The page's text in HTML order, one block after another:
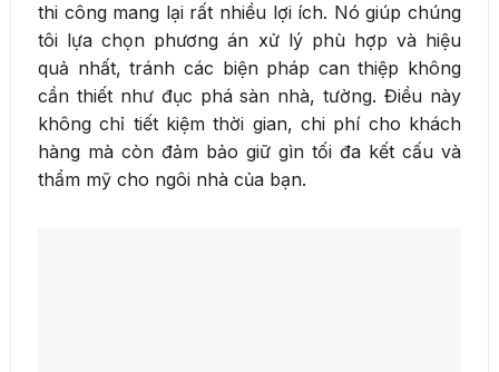
thi công mang lại rất nhiều lợi ích. Nó giúp chúng
tôi lựa chọn phương án xử lý phù hợp và hiệu
quả nhất, tránh các biện pháp can thiệp không
cần thiết như đục phá sàn nhà, tường. Điều này
không chỉ tiết kiệm thời gian, chi phí cho khách
hàng mà còn đảm bảo giữ gìn tối đa kết cấu và
thẩm mỹ cho ngôi nhà của bạn.